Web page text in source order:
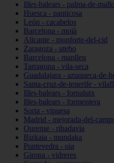
Illes-balears - palma-de-
Huesca - panticosa
León - cacabelos
Barcelona - moià
Alicante - monforte-del-cid
Zaragoza - utebo
Barcelona - manlleu
Tarragona - vila-seca
Guadalajara - azuqueca-de-
Santa-cruz-de-tenerife -
Illes-balears - fornalutx
Illes-balears - formentera
Soria - vinuesa
Madrid - mejorada-del-
Ourense - ribadavia
Bizkaia - mundaka
Pontevedra - oia
Girona - vidreres